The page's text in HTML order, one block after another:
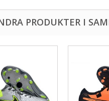
PRODUKTER I